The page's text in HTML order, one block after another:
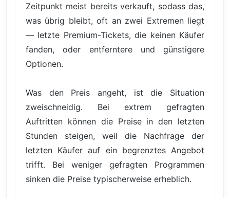
Zeitpunkt meist bereits verkauft, sodass das,
was übrig bleibt, oft an zwei Extremen liegt
— letzte Premium-Tickets, die keinen Käufer
fanden, oder entferntere und günstigere
Optionen.
Was den Preis angeht, ist die Situation
zweischneidig. Bei extrem gefragten
Auftritten können die Preise in den letzten
Stunden steigen, weil die Nachfrage der
letzten Käufer auf ein begrenztes Angebot
trifft. Bei weniger gefragten Programmen
sinken die Preise typischerweise erheblich.